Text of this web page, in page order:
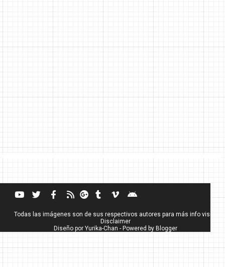
Todas las imágenes son de sus respectivos autores para más info visita
Disclaimer
Diseño por Yurika-Chan - Powered by Blogger